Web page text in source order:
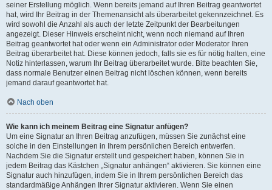
seiner Erstellung möglich. Wenn bereits jemand auf Ihren Beitrag geantwortet
hat, wird Ihr Beitrag in der Themenansicht als überarbeitet gekennzeichnet. Es
wird sowohl die Anzahl als auch der letzte Zeitpunkt der Bearbeitungen
angezeigt. Dieser Hinweis erscheint nicht, wenn noch niemand auf Ihren
Beitrag geantwortet hat oder wenn ein Administrator oder Moderator Ihren
Beitrag überarbeitet hat. Diese können jedoch, falls sie es für nötig halten, eine
Notiz hinterlassen, warum Ihr Beitrag überarbeitet wurde. Bitte beachten Sie,
dass normale Benutzer einen Beitrag nicht löschen können, wenn bereits
jemand darauf geantwortet hat.
Nach oben
Wie kann ich meinem Beitrag eine Signatur anfügen?
Um eine Signatur an Ihren Beitrag anzufügen, müssen Sie zunächst eine
solche in den Einstellungen in Ihrem persönlichen Bereich entwerfen.
Nachdem Sie die Signatur erstellt und gespeichert haben, können Sie in
jedem Beitrag das Kästchen „Signatur anhängen“ aktivieren. Sie können eine
Signatur auch hinzufügen, indem Sie in Ihrem persönlichen Bereich das
standardmäßige Anhängen Ihrer Signatur aktivieren. Wenn Sie einen